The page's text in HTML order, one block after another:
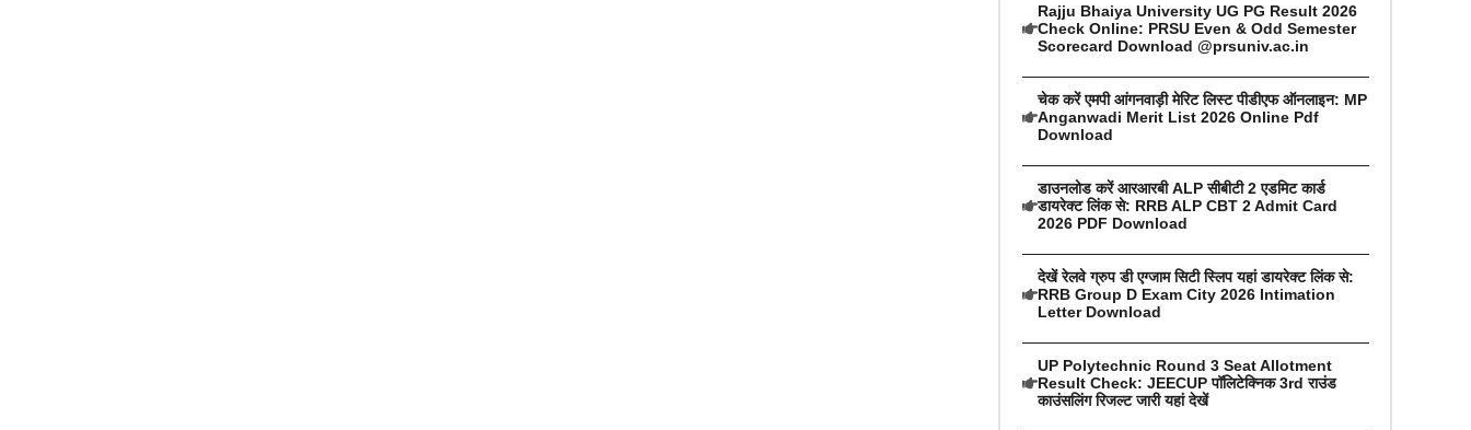
Rajju Bhaiya University UG PG Result 2026
Check Online: PRSU Even & Odd Semester
Scorecard Download @prsuniv.ac.in
चेक करें एमपी आंगनवाड़ी मेरिट लिस्ट पीडीएफ ऑनलाइन: MP
Anganwadi Merit List 2026 Online Pdf
Download
डाउनलोड करें आरआरबी ALP सीबीटी 2 एडमिट कार्ड
डायरेक्ट लिंक से: RRB ALP CBT 2 Admit Card
2026 PDF Download
देखें रेलवे ग्रुप डी एग्जाम सिटी स्लिप यहां डायरेक्ट लिंक से:
RRB Group D Exam City 2026 Intimation
Letter Download
UP Polytechnic Round 3 Seat Allotment
Result Check: JEECUP पॉलिटेक्निक 3rd राउंड
काउंसलिंग रिजल्ट जारी यहां देखें